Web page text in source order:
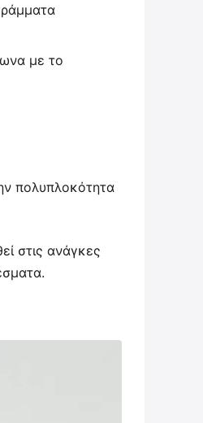
με το
πολυπλοκότητα
στις ανάγκες